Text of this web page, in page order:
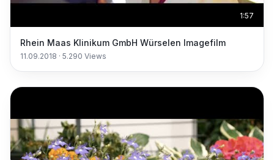
1:57
Rhein Maas Klinikum GmbH Würselen Imagefilm
11.09.2018 · 5.290 Views